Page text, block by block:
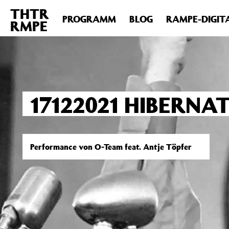
Deprecated : Die Funktion post_permalink ist seit Version
includes/functions.phpon line6031
THTR
RMPE PROGRAMM BLOG RAMPE-
17122021
Performance von O-Team feat. Antje Töpfer